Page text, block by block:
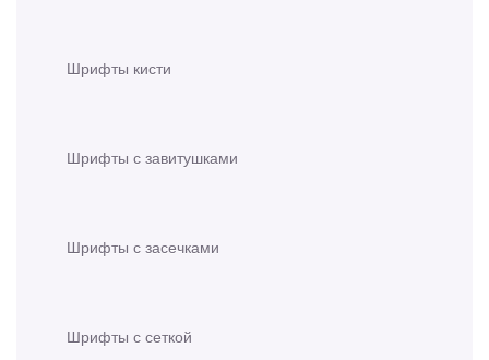
Шрифты кисти
Шрифты с завитушками
Шрифты с засечками
Шрифты с сеткой